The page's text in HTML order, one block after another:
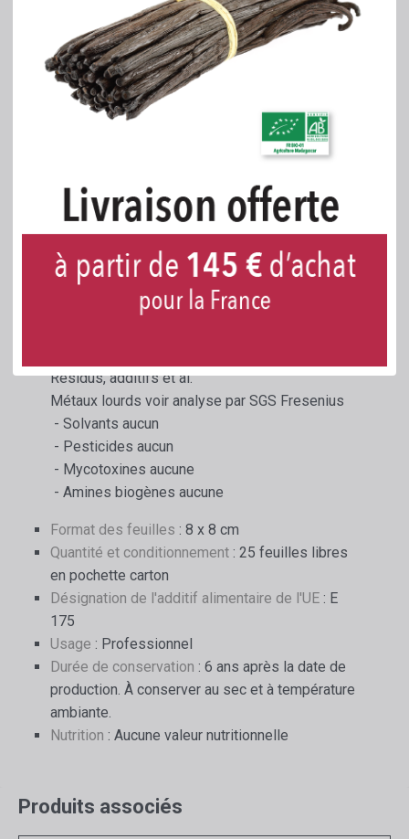
enregistré sous le numéro E 175.
Chaque produit possède son numéro de lot
unique.
Le produit est conforme aux normes CEE, la
Des fiches techniques et de données de
Composition et désignation chimique
or AU, rest argent AG (max. 7%) and coper CU
Résidus, additifs et al.
Métaux lourds voir analyse par SGS Fresenius
- Solvants aucun
- Pesticides aucun
- Mycotoxines aucune
- Amines biogènes aucune
Format des feuilles : 8 x 8 cm
Quantité et conditionnement : 25 feuilles libres
en pochette carton
Désignation de l'additif alimentaire de l'UE : E
175
Usage : Professionnel
Durée de conservation : 6 ans après la date de
production. À conserver au sec et à température
ambiante.
Nutrition : Aucune valeur nutritionnelle
Produits associés